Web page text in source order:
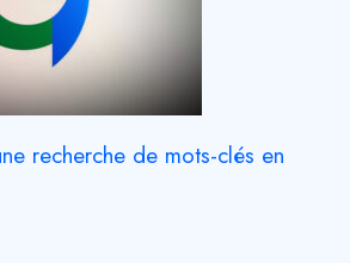
recherche de mots-clés en